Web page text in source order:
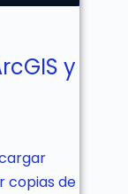
y
copias de